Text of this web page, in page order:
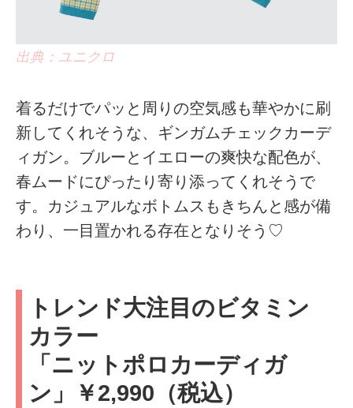
出典：ユニクロ
着るだけでパッと周りの空気感も華やかに刷
新してくれそうな、ギンガムチェックカーデ
ィガン。ブルーとイエローの爽快な配色が、
春ムードにぴったり寄り添ってくれそうで
す。カジュアルなボトムスもきちんと感が備
わり、一目置かれる存在となりそう♡
トレンド大注目のビタミン
カラー
「ニットポロカーディガ
ン」￥2,990（税込）